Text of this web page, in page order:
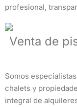
profesional,
Venta de
Somos
chalets y
integral de